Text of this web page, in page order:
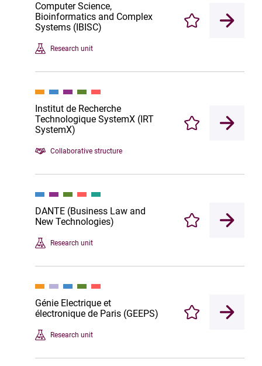
Computer Science,
Bioinformatics and Complex
Systems (IBISC)
Research unit
Enregistrer
Institut de Recherche
Technologique SystemX (IRT
SystemX)
Collaborative structure
Enregistrer
DANTE (Business Law and
New Technologies)
Research unit
Enregistrer
Génie Electrique et
électronique de Paris (GEEPS)
Research unit
Enregistrer